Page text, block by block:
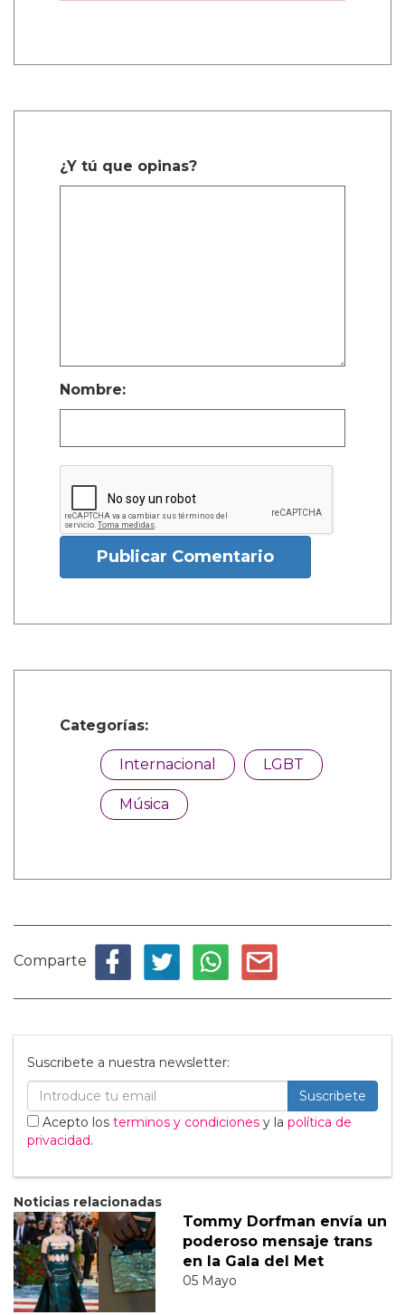
¿Y tú que opinas?
Nombre:
Publicar Comentario
Categorías:
Internacional LGBT
Música
Comparte
Suscribete a nuestra newsletter:
Suscribete
Acepto los terminos y condiciones y la política de
privacidad.
Noticias relacionadas
Tommy Dorfman envía un
poderoso mensaje trans
en la Gala del Met
05 Mayo